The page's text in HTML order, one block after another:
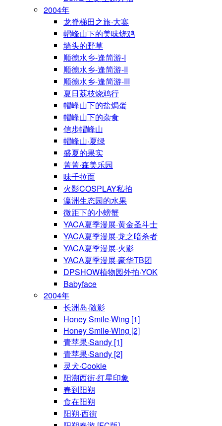
2004年
龙脊梯田之旅·大寨
帽峰山下的美味烧鸡
墙头的野草
顺德水乡-逢简游-I
顺德水乡-逢简游-II
顺德水乡-逢简游-III
夏日荔枝烧鸡行
帽峰山下的盐焗蛋
帽峰山下的杂食
信步帽峰山
帽峰山·夏绿
盛夏的果实
菁菁·森美乐园
味千拉面
火影COSPLAY私拍
瀛洲生态园的水果
微距下的小螃蟹
YACA夏季漫展·黄金圣斗士
YACA夏季漫展·龙之暗杀者
YACA夏季漫展·火影
YACA夏季漫展·豪华TB团
DPSHOW植物园外拍·YOK
Babyface
2004年
长洲岛·随影
Honey Smile·Wing [1]
Honey Smile·Wing [2]
青苹果·Sandy [1]
青苹果·Sandy [2]
灵犬·Cookie
阳溯西街·红星印象
春到阳朔
食在阳朔
阳朔·西街